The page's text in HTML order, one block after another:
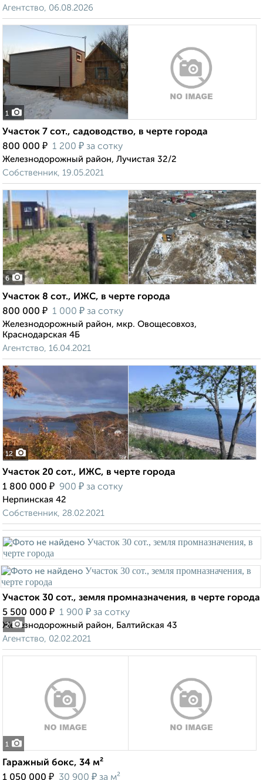
Агентство, 06.08.2026
1
Участок 7 сот., садоводство, в черте города
800 000 ₽ 1 200 ₽ за сотку
Железнодорожный район, Лучистая 32/2
Собственник, 19.05.2021
6
Участок 8 сот., ИЖС, в черте города
800 000 ₽ 1 000 ₽ за сотку
Железнодорожный район, мкр. Овощесовхоз,
Краснодарская 4Б
Агентство, 16.04.2021
12
Участок 20 сот., ИЖС, в черте города
1 800 000 ₽ 900 ₽ за сотку
Нерпинская 42
Собственник, 28.02.2021
2
Участок 30 сот., земля промназначения, в черте города
5 500 000 ₽ 1 900 ₽ за сотку
Железнодорожный район, Балтийская 43
Агентство, 02.02.2021
1
Гаражный бокс, 34 м²
1 050 000 ₽ 30 900 ₽ за м²